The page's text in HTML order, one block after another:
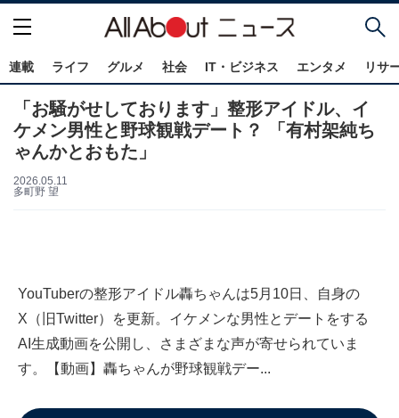
連載 ライフ グルメ 社会 IT・ビジネス エンタメ リサ
「お騒がせしております」整形アイドル、イ
ケメン男性と野球観戦デート？ 「有村架純ち
ゃんかとおもた」
2026.05.11
多町野 望
YouTuberの整形アイドル轟ちゃんは5月10日、自身の
X（旧Twitter）を更新。イケメンな男性とデートをする
AI生成動画を公開し、さまざまな声が寄せられていま
す。【動画】轟ちゃんが野球観戦デー...